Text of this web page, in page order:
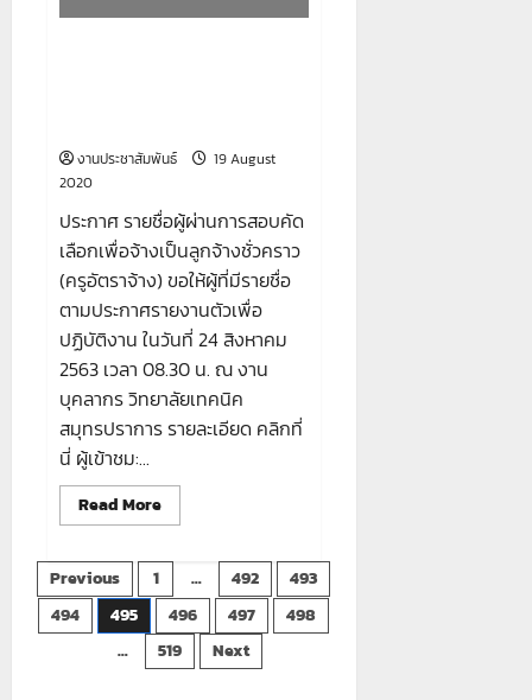
ประเมิน
การ
ประเมิน
พนักงาน
บริหาร
ทั่วไป
(ครู)
งานประชาสัมพันธ์
19 August
2020
ประกาศ รายชื่อผู้ผ่านการสอบคัด
เลือกเพื่อจ้างเป็นลูกจ้างชั่วคราว
(ครูอัตราจ้าง) ขอให้ผู้ที่มีรายชื่อ
ตามประกาศรายงานตัวเพื่อ
ปฏิบัติงาน ในวันที่ 24 สิงหาคม
2563 เวลา 08.30 น. ณ งาน
บุคลากร วิทยาลัยเทคนิค
สมุทรปราการ รายละเอียด คลิกที่
นี่ ผู้เข้าชม:...
Read MoreRead
more
ราย
ผู้
ผ่าน
การ
สอบ
คัด
Posts
pagination
Previous 1 … 492
493
494
495 496 497
498
…
519 Next